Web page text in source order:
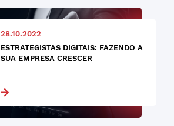
28.10.2022
ESTRATEGISTAS DIGITAIS: FAZENDO A
SUA EMPRESA CRESCER